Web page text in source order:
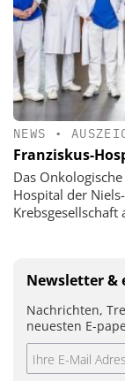
NEWS •
Franziskus-
Das
Hospital der
Krebsgesellschaft
Newsletter &
Nachrichten,
neuesten E-